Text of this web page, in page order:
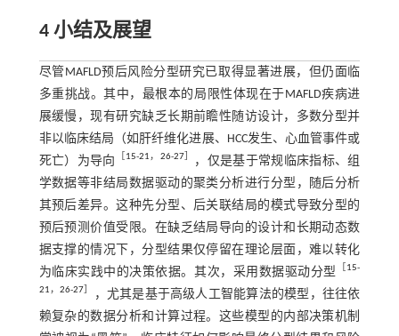
4 小结及展望
尽管MAFLD预后风险分型研究已取得显著进展，但仍面临
多重挑战。其中，最根本的局限性体现在于MAFLD疾病进
展缓慢，现有研究缺乏长期前瞻性随访设计，多数分型并
非以临床结局（如肝纤维化进展、HCC发生、心血管事件或
死亡）为导向
［15-21， 26-27］
，仅是基于常规临床指标、组
学数据等非结局数据驱动的聚类分析进行分型，随后分析
其预后差异。这种先分型、后关联结局的模式导致分型的
预后预测价值受限。在缺乏结局导向的设计和长期动态数
据支撑的情况下，分型结果仅停留在理论层面，难以转化
为临床实践中的决策依据。其次，采用数据驱动分型
［15-
21，26-27］
，尤其是基于高级人工智能算法的模型，往往依
赖复杂的数据分析和计算过程。这些模型的内部决策机制